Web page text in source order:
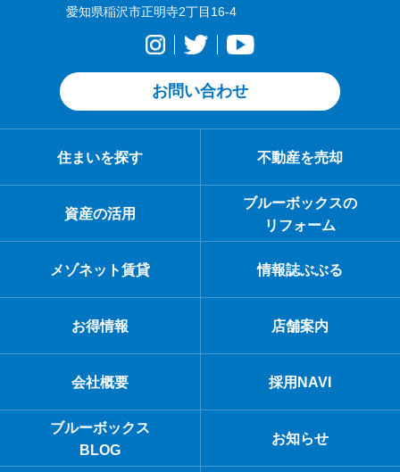
愛知県稲沢市正明寺2丁目16-4
お問い合わせ
住まいを探す 不動産を売却
資産の活用
ブルーボックスの
リフォーム
メゾネット賃貸 情報誌ぶぶる
お得情報 店舗案内
会社概要 採用NAVI
ブルーボックス
BLOG
お知らせ